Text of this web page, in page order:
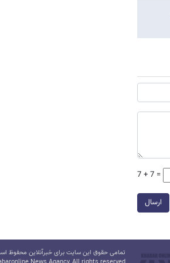
7 + 7 =
ارسال
تمامی حقوق این سایت برای خبرآنلاین محفوظ